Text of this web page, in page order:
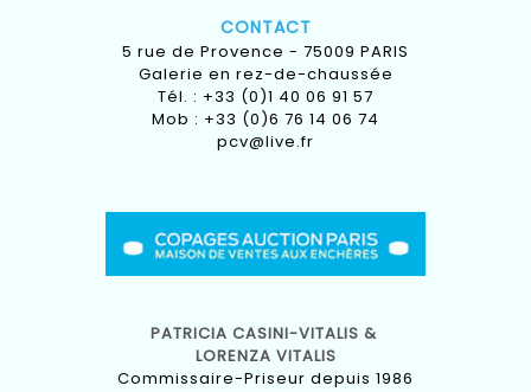
CONTACT
5 rue de Provence - 75009 PARIS
Galerie en rez-de-chaussée
Tél. : +33 (0)1 40 06 91 57
Mob : +33 (0)6 76 14 06 74
pcv@live.fr
PATRICIA CASINI-VITALIS &
LORENZA VITALIS
Commissaire-Priseur depuis 1986